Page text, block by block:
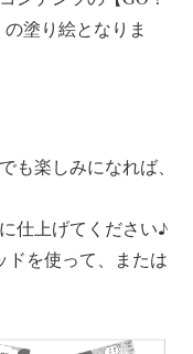
塗り絵となりま
も楽しみになれば、
仕上げてください♪
ドを使って、または